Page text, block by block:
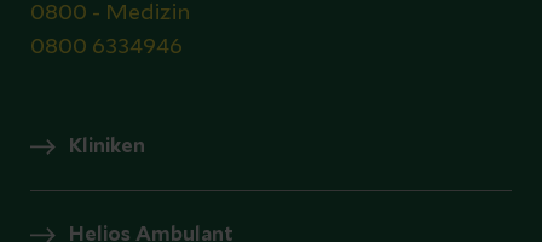
0800 - Medizin
0800 6334946
Kliniken
Helios Ambulant